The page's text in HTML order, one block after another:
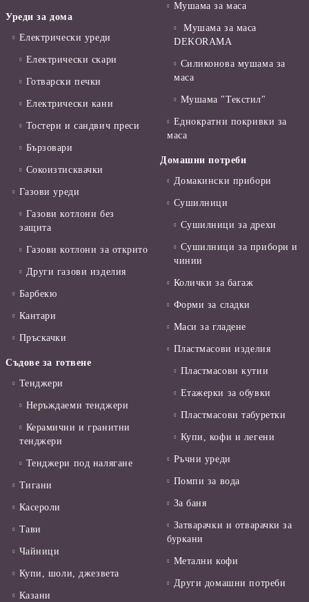
Уреди за дома
Електрически уреди
Електрически скари
Готварски печки
Електрически кани
Тостери и сандвич преси
Бързовари
Сокоизтисквачки
Газови уреди
Газови котлони без
защита
Газови котлони за открито
Други газови изделия
Барбекю
Кантари
Пръскачки
Съдове за готвене
Тенджери
Неръждаеми тенджери
Керамични и гранитни
тенджери
Тенджери под налягане
Тигани
Касероли
Тави
Чайници
Купи, шоли, джезвета
Казани
Мушама за маса
Мушама за маса
DEKORAMA
Силиконова мушама за
маса
Мушама "Текстил"
Еднократни покривки за
маса
Домашни потреби
Домакински прибори
Сушилници
Сушилници за дрехи
Сушилници за прибори и
чинии
Колички за багаж
Форми за сладки
Маси за гладене
Пластмасови изделия
Пластмасови кутии
Етажерки за обувки
Пластмасови табуретки
Купи, кофи и легени
Ръчни уреди
Помпи за вода
За баня
Затварачки и отварачки за
буркани
Метални кофи
Други домашни потреби